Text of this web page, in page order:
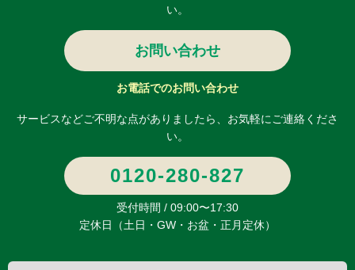
い。
お問い合わせ
お電話でのお問い合わせ
サービスなどご不明な点がありましたら、 お気軽にご連絡くださ
い。
0120-280-827
受付時間 / 09:00〜17:30
定休日（土日・GW・お盆・正月定休）